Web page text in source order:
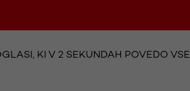
KI V 2 SEKUNDAH POVEDO VSE